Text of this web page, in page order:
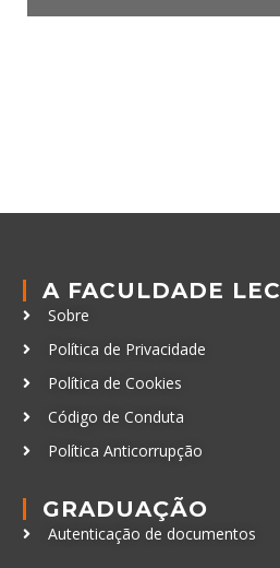
A FACULDADE LEC
Sobre
Política de Privacidade
Política de Cookies
Código de Conduta
Política Anticorrupção
GRADUAÇÃO
Autenticação de documentos